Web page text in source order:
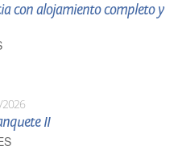
con alojamiento completo y
II